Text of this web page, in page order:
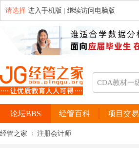
请选择 进入手机版 继续访问电脑版
经管百科 项目交易
论坛BBS
经管之家 注册会计师